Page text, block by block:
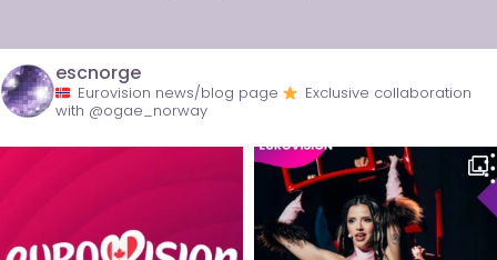
escnorge
Eurovision news/blog page
Exclusive collaboration
with @ogae_norway